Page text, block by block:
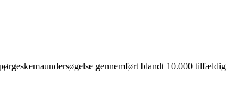
gennemført blandt 10.000